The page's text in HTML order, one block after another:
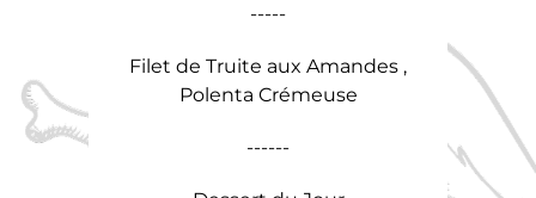
-----
Filet de Truite aux Amandes ,
Polenta Crémeuse
------